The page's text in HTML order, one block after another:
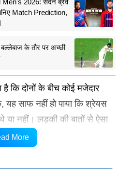
Match Prediction,
के तौर पर अच्छी
कि दोनों के बीच कोई मजेदार
यह साफ नहीं हो पाया कि श्रेयस
नहीं। लड़की की बातों से ऐसा
किसी बात को लेकर कोई छोटी-
More